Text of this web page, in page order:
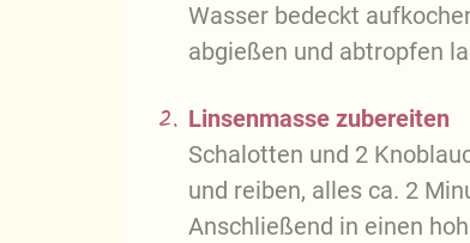
Wasser bedeckt
abgießen und abtropfen
2. Linsenmasse zubereiten
Schalotten und 2
und reiben, alles ca. 2
Anschließend in einen